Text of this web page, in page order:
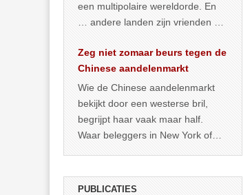
een multipolaire wereldorde. En
… andere landen zijn vrienden of
Zeg niet zomaar beurs tegen de
Chinese aandelenmarkt
Wie de Chinese aandelenmarkt
bekijkt door een westerse bril,
begrijpt haar vaak maar half.
Waar beleggers in New York of
PUBLICATIES